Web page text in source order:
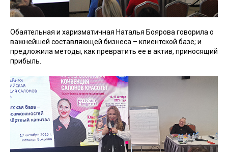
Обаятельная и харизматичная Наталья Боярова говорила о
важнейшей составляющей бизнеса – клиентской базе; и
предложила методы, как превратить ее в актив, приносящий
прибыль.